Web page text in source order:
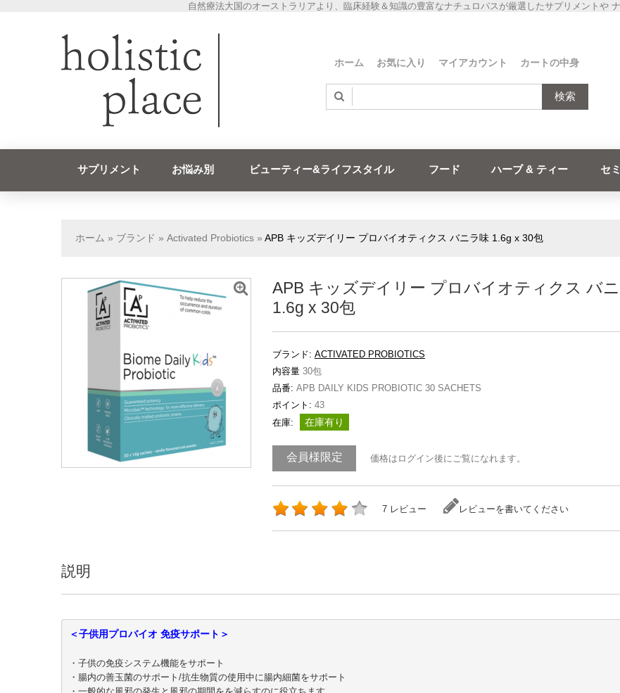
自然療法大国のオーストラリアより、臨床経験＆知識の豊富なナチュロパスが厳選したサプリメントや
ホーム お気に入り マイアカウント カートの中身
検索
サプリメント お悩み別 ビューティー&ライフスタイル フード ハーブ & ティー セ
ホーム » ブランド » Activated Probiotics » APB キッズデイリー プロバイオティクス バニラ味 1.6g x 30包
APB キッズデイリー プロバイオティクス バ
1.6g x 30包
ブランド: ACTIVATED PROBIOTICS
内容量 30包
品番: APB DAILY KIDS PROBIOTIC 30 SACHETS
ポイント: 43
在庫:
在庫有り
会員様限定 価格はログイン後にご覧になれます。
7 レビュー レビューを書いてください
説明
＜子供用プロバイオ 免疫サポート＞
・一般的な風邪の発生と風邪の期間をを減らすのに役立ちます